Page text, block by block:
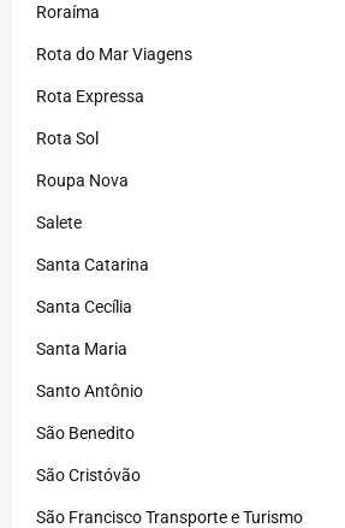
Roraíma
Rota do Mar Viagens
Rota Expressa
Rota Sol
Roupa Nova
Salete
Santa Catarina
Santa Cecília
Santa Maria
Santo Antônio
São Benedito
São Cristóvão
São Francisco Transporte e Turismo